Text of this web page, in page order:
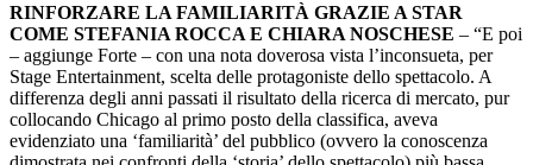
RINFORZARE LA FAMILIARITÀ GRAZIE A STAR
COME STEFANIA ROCCA E CHIARA NOSCHESE – “E poi
– aggiunge Forte – con una nota doverosa vista l’inconsueta, per
Stage Entertainment, scelta delle protagoniste dello spettacolo. A
differenza degli anni passati il risultato della ricerca di mercato, pur
collocando Chicago al primo posto della classifica, aveva
evidenziato una ‘familiarità’ del pubblico (ovvero la conoscenza